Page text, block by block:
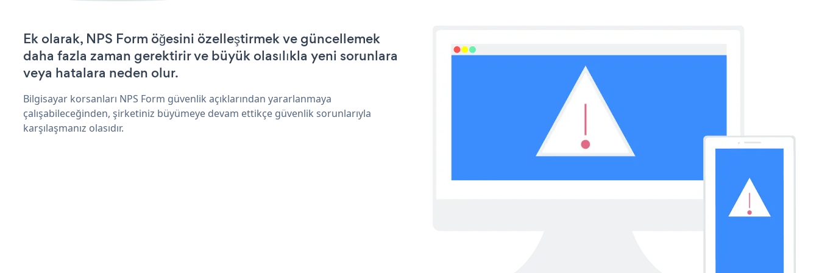
Ek olarak, NPS Form öğesini özelleştirmek ve güncellemek
daha fazla zaman gerektirir ve büyük olasılıkla yeni sorunlara
veya hatalara neden olur.
Bilgisayar korsanları NPS Form güvenlik açıklarından yararlanmaya
çalışabileceğinden, şirketiniz büyümeye devam ettikçe güvenlik sorunlarıyla
karşılaşmanız olasıdır.